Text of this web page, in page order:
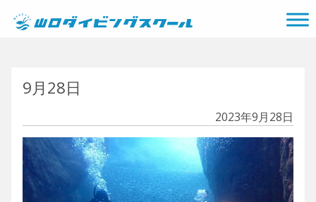
メインナビゲーション
9月28日
2023年9月28日